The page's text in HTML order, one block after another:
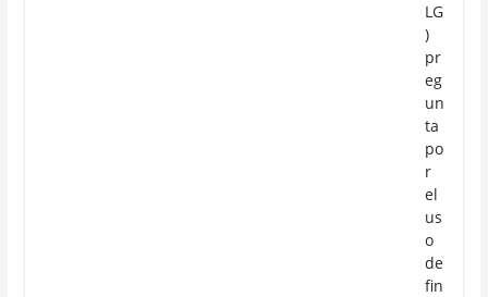
LG
)
pr
eg
un
ta
po
r
el
us
o
de
fin